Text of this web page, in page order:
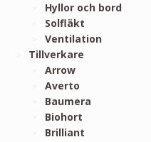
Hyllor och bord
Solfläkt
Ventilation
Tillverkare
Arrow
Averto
Baumera
Biohort
Brilliant